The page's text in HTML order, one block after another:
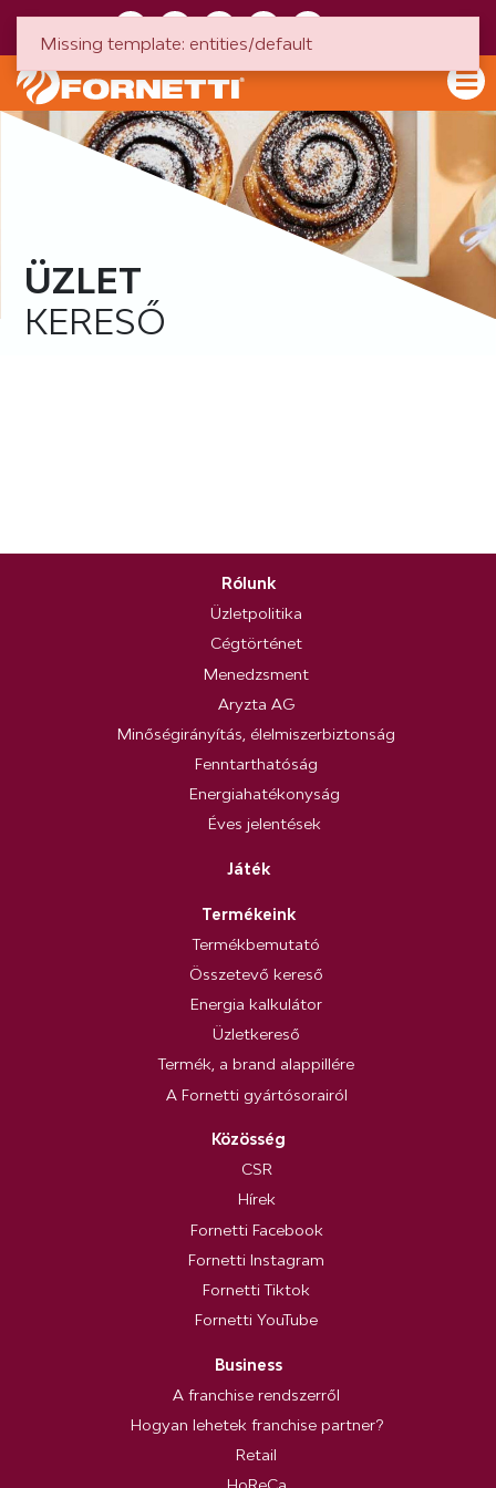
ÜZLET
KERESŐ
Rólunk
Üzletpolitika
Cégtörténet
Menedzsment
Aryzta AG
Minőségirányítás, élelmiszerbiztonság
Fenntarthatóság
Energiahatékonyság
Éves jelentések
Játék
Termékeink
Termékbemutató
Összetevő kereső
Energia kalkulátor
Üzletkereső
Termék, a brand alappillére
A Fornetti gyártósorairól
Közösség
CSR
Hírek
Fornetti Facebook
Fornetti Instagram
Fornetti Tiktok
Fornetti YouTube
Business
A franchise rendszerről
Hogyan lehetek franchise partner?
Retail
Missing template: entities/default